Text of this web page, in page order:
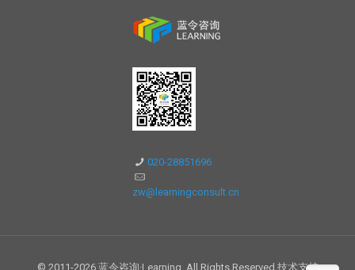
020-28851696
zw@learningconsult.cn
© 2011-2026 蓝令咨询·Learning. All Rights Reserved.技术支持